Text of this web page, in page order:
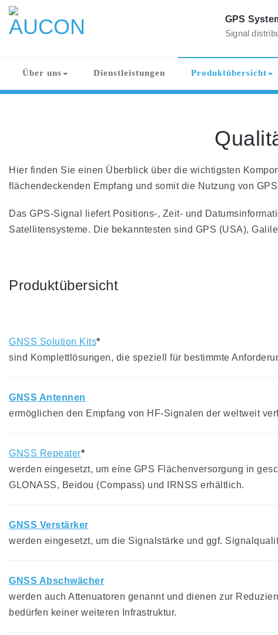
Skip
content
AUCON
GPS
Signal
Über uns Dienstleistungen Produktübersicht
Hier finden Sie einen Überblick über die wichtigsten
flächendeckenden Empfang und somit die Nutzung von
Das GPS-Signal liefert Positions-, Zeit- und
Satellitensysteme. Die bekanntesten sind GPS (USA),
Produktübersicht
GNSS Solution Kits*
sind Komplettlösungen, die speziell für bestimmte
GNSS Antennen
ermöglichen den Empfang von HF-Signalen der weltweit
GNSS Repeater*
werden eingesetzt, um eine GPS Flächenversorgung in
GLONASS, Beidou (Compass) und IRNSS erhältlich.
GNSS Verstärker
werden eingesetzt, um die Signalstärke und ggf.
GNSS Abschwächer
werden auch Attenuatoren genannt und dienen zur
bedürfen keiner weiteren Infrastruktur.